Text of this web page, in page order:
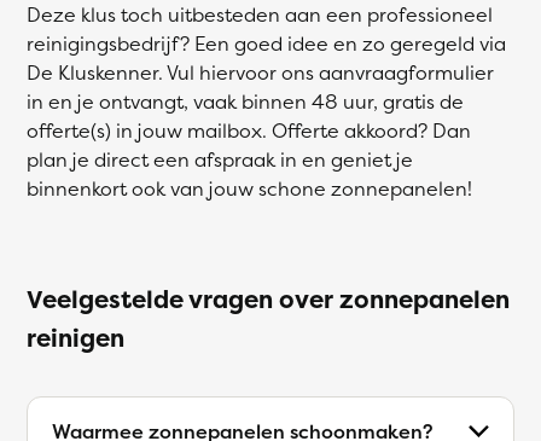
Deze klus toch uitbesteden aan een professioneel
reinigingsbedrijf? Een goed idee en zo geregeld via
De Kluskenner. Vul hiervoor ons aanvraagformulier
in en je ontvangt, vaak binnen 48 uur, gratis de
offerte(s) in jouw mailbox. Offerte akkoord? Dan
plan je direct een afspraak in en geniet je
binnenkort ook van jouw schone zonnepanelen!
Veelgestelde vragen over zonnepanelen
reinigen
Waarmee zonnepanelen schoonmaken?